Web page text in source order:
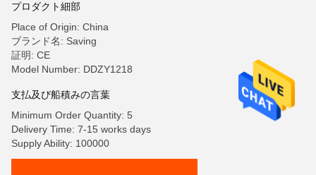
プロダクト細部
Place of Origin: China
ブランド名: Saving
証明: CE
Model Number: DDZY1218
支払及び船積みの言葉
Minimum Order Quantity: 5
Delivery Time: 7-15 works days
Supply Ability: 100000